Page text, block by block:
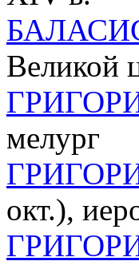
Великой
мелург
окт.),